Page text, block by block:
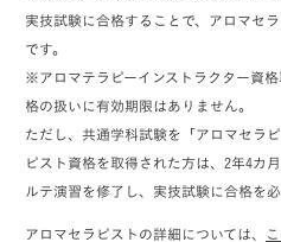
実技試験に合格することで、アロマセ
です。
※アロマテラピーインストラクター資
格の扱いに有効期限はありません。
ただし、共通学科試験を「アロマセラ
ピスト資格を取得された方は、2年4カ
ルテ演習を修了し、実技試験に合格を必
アロマセラピストの詳細については、